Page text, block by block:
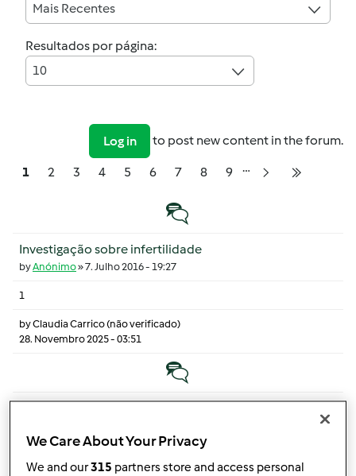
Mais Recentes
Resultados por página:
10
Log in to post new content in the forum.
Pagination
Página
1 Página
2 Página
3 Página
4 Página
5 Página
6 Página
7 Página
8 Página
9 … Próxima página
Tópico normal
Investigação sobre infertilidade
byAnónimo»7. Julho 2016 - 19:27
1
byClaudia Carrico (não verificado)
28. Novembro 2025 - 03:51
Tópico normal
We Care About Your Privacy
We and our315 partners store and access personal